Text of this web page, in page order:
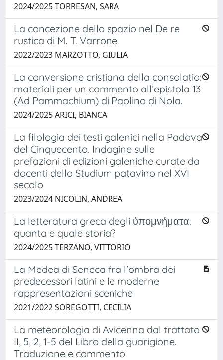
2024/2025 TORRESAN, SARA
La concezione dello spazio nel De re
rustica di M. T. Varrone
2022/2023 MARZOTTO, GIULIA
La conversione cristiana della consolatio:
materiali per un commento all’epistola 13
(Ad Pammachium) di Paolino di Nola.
2024/2025 ARICI, BIANCA
La filologia dei testi galenici nella Padova
del Cinquecento. Indagine sulle
prefazioni di edizioni galeniche curate da
docenti dello Studium patavino nel XVI
secolo
2023/2024 NICOLIN, ANDREA
La letteratura greca degli ὑπομνήματα:
quanta e quale storia?
2024/2025 TERZANO, VITTORIO
La Medea di Seneca fra l'ombra dei
predecessori latini e le moderne
rappresentazioni sceniche
2021/2022 SOREGOTTI, CECILIA
La meteorologia di Avicenna dal trattato
II, 5, 2, 1-5 del Libro della guarigione.
Traduzione e commento